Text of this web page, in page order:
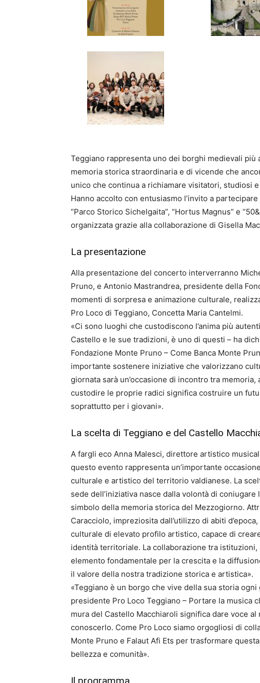
Teggiano rappresenta uno dei borghi medievali
memoria storica straordinaria e di vicende che
unico che continua a richiamare visitatori, studiosi
Hanno accolto con entusiasmo l’invito a
“Parco Storico Sichelgaita”, “Hortus Magnus” e
organizzata grazie alla collaborazione di Gisella
La presentazione
Alla presentazione del concerto interverranno
Pruno, e Antonio Mastrandrea, presidente della
momenti di sorpresa e animazione culturale,
Pro Loco di Teggiano, Concetta Maria Cantelmi.
«Ci sono luoghi che custodiscono l’anima più
Castello e le sue tradizioni, è uno di questi – ha
Fondazione Monte Pruno – Come Banca Monte
importante sostenere iniziative che valorizzano
giornata sarà un’occasione di incontro tra
custodire le proprie radici significa costruire un
soprattutto per i giovani».
La scelta di Teggiano e del Castello
A fargli eco Anna Malesci, direttore artistico
questo evento rappresenta un’importante
culturale e artistico del territorio valdianese. La
sede dell’iniziativa nasce dalla volontà di
simbolo della memoria storica del Mezzogiorno.
Caracciolo, impreziosita dall’utilizzo di abiti
culturale di elevato profilo artistico, capace di
identità territoriale. La collaborazione tra
elemento fondamentale per la crescita e la
il valore della nostra tradizione storica e artistica».
«Teggiano è un borgo che vive della sua storia
presidente Pro Loco Teggiano – Portare la musica
mura del Castello Macchiaroli significa dare voce
conoscerlo. Come Pro Loco siamo orgogliosi di
Monte Pruno e Falaut Afi Ets per trasformare
bellezza e comunità».
Il programma